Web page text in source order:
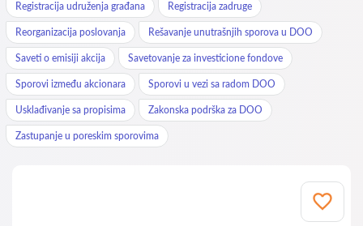
Registracija udruženja građana Registracija zadruge
Reorganizacija poslovanja Rešavanje unutrašnjih sporova u DOO
Saveti o emisiji akcija Savetovanje za investicione fondove
Sporovi između akcionara Sporovi u vezi sa radom DOO
Usklađivanje sa propisima Zakonska podrška za DOO
Zastupanje u poreskim sporovima